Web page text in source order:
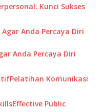
Kunci Sukses
Anda Percaya Diri
Pelatihan Komunikasi
Effective Public